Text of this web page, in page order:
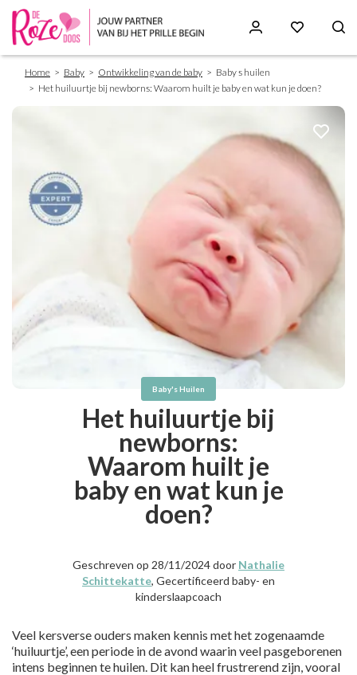
content
Breadcrumb
Home Baby Ontwikkeling van de baby
Baby s huilen
Het huiluurtje bij newborns: Waarom huilt je baby en wat kun je doen?
Baby's Huilen
Het huiluurtje bij
newborns:
Waarom huilt je
baby en wat kun je
doen?
Geschreven op 28/11/2024 door Nathalie
Schittekatte, Gecertificeerd baby- en
kinderslaapcoach
Veel kersverse ouders maken kennis met het zogenaamde
‘huiluurtje’, een periode in de avond waarin veel pasgeborenen
intens beginnen te huilen. Dit kan heel frustrerend zijn, vooral